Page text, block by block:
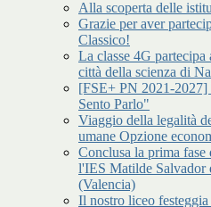
Alla scoperta delle
Grazie per aver
Classico!
La classe 4G
città della scienza di
[FSE+ PN 2021-
Sento Parlo"
Viaggio della legalità
umane Opzione
Conclusa la prima fase
l'IES Matilde Salvador
(Valencia)
Il nostro liceo